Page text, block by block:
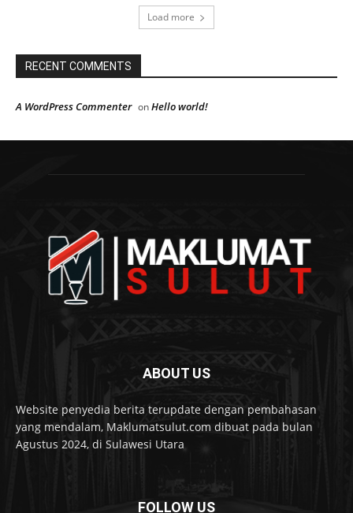
Load more
RECENT COMMENTS
A WordPress Commenter onHello world!
ABOUT US
Website penyedia berita terupdate dengan pembahasan
yang mendalam, Maklumatsulut.com dibuat pada bulan
Agustus 2024, di Sulawesi Utara
FOLLOW US